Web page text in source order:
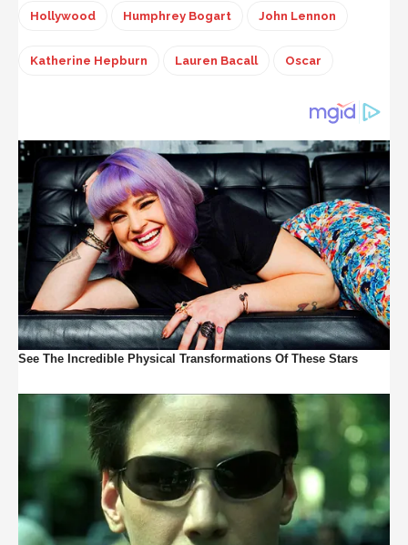
Hollywood Humphrey Bogart John Lennon
Katherine Hepburn Lauren Bacall Oscar